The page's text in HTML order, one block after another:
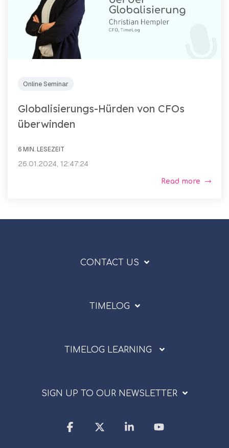
Online Seminar
Globalisierungs-Hürden von CFOs
überwinden
6 MIN. LESEZEIT
26.01.2024, 12:47:24
Read more
CONTACT US
TIMELOG
TIMELOG LEARNING
SIGN UP TO OUR NEWSLETTER
Facebook Linkedin